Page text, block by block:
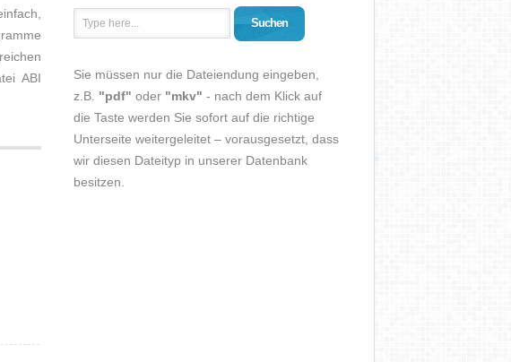
ABI
Suchen
Sie müssen nur die Dateiendung eingeben,
z.B. "pdf" oder "mkv" - nach dem Klick auf
die Taste werden Sie sofort auf die richtige
Unterseite weitergeleitet – vorausgesetzt, dass
wir diesen Dateityp in unserer Datenbank
besitzen.